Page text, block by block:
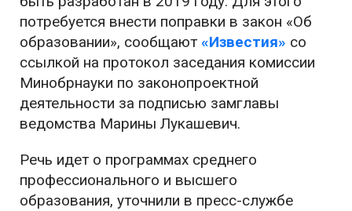
потребуется внести поправки в закон «Об
образовании», сообщают «Известия» со
ссылкой на протокол заседания комиссии
Минобрнауки по законопроектной
деятельности за подписью замглавы
ведомства Марины Лукашевич.
Речь идет о программах среднего
профессионального и высшего
образования, уточнили в пресс-службе